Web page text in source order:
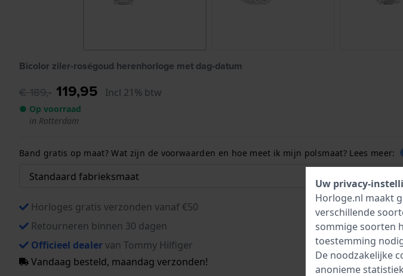
Bicolor ziler-roségoud herenhorloge met dag-datum
€ 189,- 119,95 Incl 21% btw
● Op voorraad
in Rotterdam
Band gratis op maat? Wat zijn de voorwaarden en hoe meet ik mijn polsmaat? Lees meer:
Horloges gratis verzonden vanaf €50
Retourneren binnen 30 dagen
Officieel dealervan Tommy Hilfiger
Vandaag besteld, maandag verzonden!
Uw privacy-
Horloge.nl maakt
verschillende
sommige soorten
toestemming
De noodzakelijke
anonieme